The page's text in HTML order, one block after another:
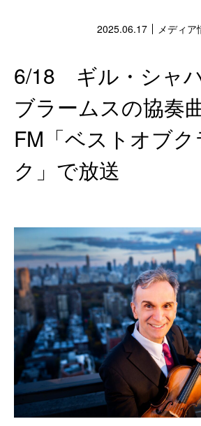
2025.06.17 メディア
6/18 ギル・シャ
ブラームスの協奏
FM「ベストオブク
ク」で放送